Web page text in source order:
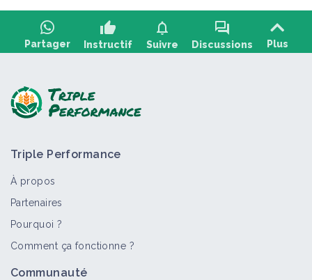
Partager
thumb_up
Instructif
notifications
Suivre
forum
Discussions Plus
Triple Performance
À propos
Partenaires
Pourquoi ?
Comment ça fonctionne ?
Communauté